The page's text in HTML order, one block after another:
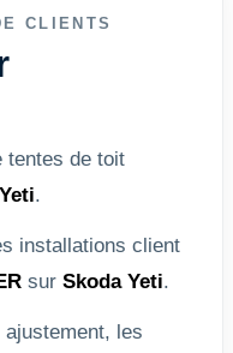
CLIENTS
tentes de toit
.
installations client
sur Skoda Yeti.
les